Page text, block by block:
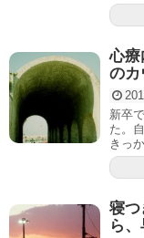
心療
のカ
新卒
た。
きっ
寝つ
ら